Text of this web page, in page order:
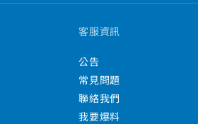
客服資訊
公告
常見問題
聯絡我們
我要爆料